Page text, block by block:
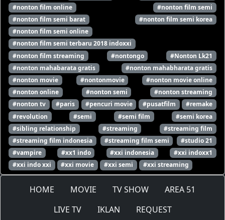
#nonton film online
#nonton film semi
#nonton film semi barat
#nonton film semi korea
#nonton film semi online
#nonton film semi terbaru 2018 indoxxi
#nonton film streaming
#nontongo
#Nonton Lk21
#nonton mahabarata gratis
#nonton mahabharata gratis
#nonton movie
#nontonmovie
#nonton movie online
#nonton online
#nonton semi
#nonton streaming
#nonton tv
#paris #pencuri movie #pusatfilm
#remake
#revolution
#semi #semi film
#semi korea
#sibling relationship
#streaming
#streaming film
#streaming film indonesia
#streaming film semi
#studio 21
#vampire
#xx1 indo #xxi indonesia
#xxi indoxx1
#xxi indo xxi
#xxi movie #xxi semi #xxi streaming
HOME MOVIE TV SHOW
AREA 51
LIVE TV
IKLAN REQUEST